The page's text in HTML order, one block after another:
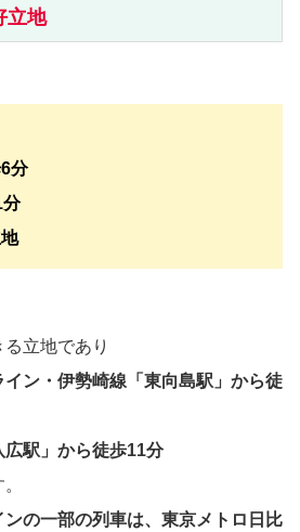
立地
分
分
立地であり
イン・伊勢崎線「東向島駅」から徒
広駅」から徒歩11分
の一部の列車は、東京メトロ日比